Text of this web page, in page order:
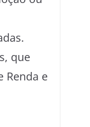
que
Renda e